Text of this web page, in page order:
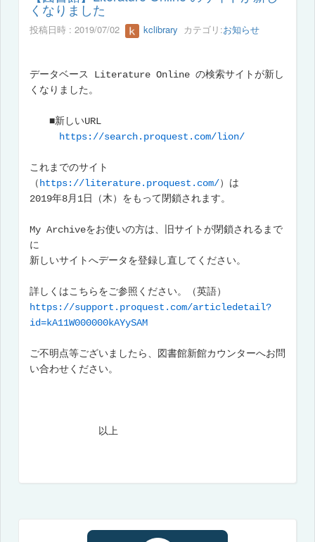
くなりました
投稿日時 : 2019/07/02 kclibrary カテゴリ:お知らせ
データベース Literature Online の検索サイトが新し
くなりました。
■新しいURL
https://search.proquest.com/lion/
これまでのサイト
（ https://literature.proquest.com/）は
2019年8月1日（木）をもって閉鎖されます。
My Archiveをお使いの方は、旧サイトが閉鎖されるまで
に
新しいサイトへデータを登録し直してください。
詳しくはこちらをご参照ください。（英語）
https://support.proquest.com/articledetail?
id=kA11W000000kAYySAM
ご不明点等ございましたら、図書館新館カウンターへお問
い合わせください。
以上